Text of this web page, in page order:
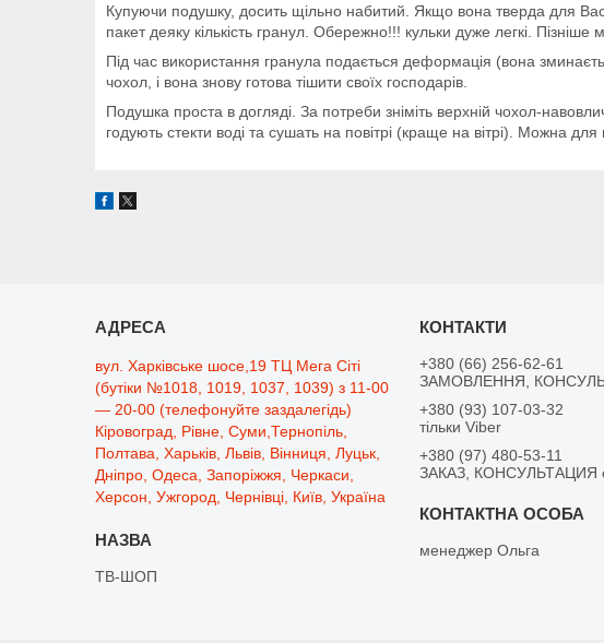
Купуючи подушку, досить щільно набитий. Якщо вона тверда для Вас
пакет деяку кількість гранул. Обережно!!! кульки дуже легкі.
Під час використання гранула подається деформація (вона
чохол, і вона знову готова тішити своїх господарів.
Подушка проста в догляді. За потреби зніміть верхній чохол-
годують стекти воді та сушать на повітрі (краще на вітрі). Можна для
вул. Харківське шосе,19 ТЦ Мега Сіті
(бутіки №1018, 1019, 1037, 1039) з 11-00
— 20-00 (телефонуйте заздалегідь)
Кіровоград, Рівне, Суми,Тернопіль,
Полтава, Харьків, Львів, Вінниця, Луцьк,
Дніпро, Одеса, Запоріжжя, Черкаси,
Херсон, Ужгород, Чернівці, Київ, Україна
ТВ-ШОП
+380 (66) 256-62-61
ЗАМОВЛЕННЯ,
+380 (93) 107-03-32
тільки Viber
+380 (97) 480-53-11
ЗАКАЗ, КОНСУЛЬТАЦИЯ
менеджер Ольга